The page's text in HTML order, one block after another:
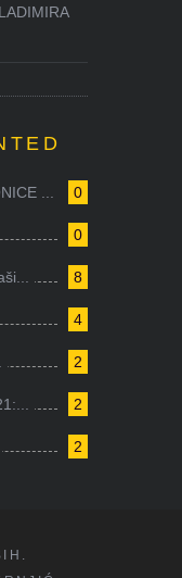
0
...
0
8
4
2
2
2